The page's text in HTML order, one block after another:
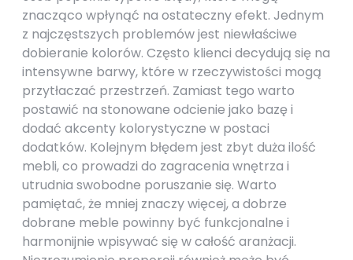
znacząco wpłynąć na ostateczny efekt. Jednym
z najczęstszych problemów jest niewłaściwe
dobieranie kolorów. Często klienci decydują się na
intensywne barwy, które w rzeczywistości mogą
przytłaczać przestrzeń. Zamiast tego warto
postawić na stonowane odcienie jako bazę i
dodać akcenty kolorystyczne w postaci
dodatków. Kolejnym błędem jest zbyt duża ilość
mebli, co prowadzi do zagracenia wnętrza i
utrudnia swobodne poruszanie się. Warto
pamiętać, że mniej znaczy więcej, a dobrze
dobrane meble powinny być funkcjonalne i
harmonijnie wpisywać się w całość aranżacji.